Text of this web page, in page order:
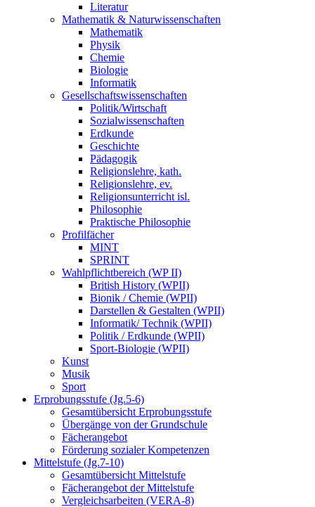
Literatur
Mathematik & Naturwissenschaften
Mathematik
Physik
Chemie
Biologie
Informatik
Gesellschaftswissenschaften
Politik/Wirtschaft
Sozialwissenschaften
Erdkunde
Geschichte
Pädagogik
Religionslehre, kath.
Religionslehre, ev.
Religionsunterricht isl.
Philosophie
Praktische Philosophie
Profilfächer
MINT
SPRINT
Wahlpflichtbereich (WP II)
British History (WPII)
Bionik / Chemie (WPII)
Darstellen & Gestalten (WPII)
Informatik/ Technik (WPII)
Politik / Erdkunde (WPII)
Sport-Biologie (WPII)
Kunst
Musik
Sport
Erprobungsstufe (Jg.5-6)
Gesamtübersicht Erprobungsstufe
Übergänge von der Grundschule
Fächerangebot
Förderung sozialer Kompetenzen
Mittelstufe (Jg.7-10)
Gesamtübersicht Mittelstufe
Fächerangebot der Mittelstufe
Vergleichsarbeiten (VERA-8)